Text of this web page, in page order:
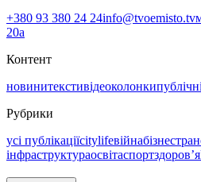
+380 93 380 24 24info@tvoemisto.tv
20а
Контент
новинитекстивідеоколонки
Рубрики
усі публікаціїcitylifeвійнабізнес
інфраструктураосвітаспортздоровʼя